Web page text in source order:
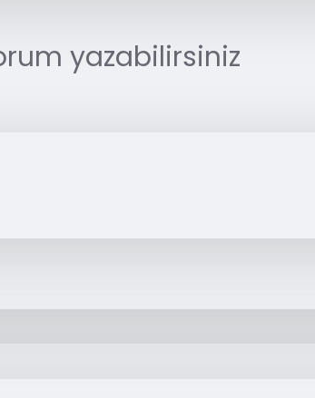
yazabilirsiniz